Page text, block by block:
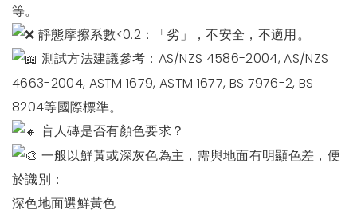
等。
靜態摩擦系數<0.2：「劣」，不安全，不適用。
測試方法建議參考：AS/NZS 4586-2004, AS/NZS
4663-2004, ASTM 1679, ASTM 1677, BS 7976-2, BS
8204等國際標準。
盲人磚是否有顏色要求？
一般以鮮黃或深灰色為主，需與地面有明顯色差，便
於識別：
深色地面選鮮黃色